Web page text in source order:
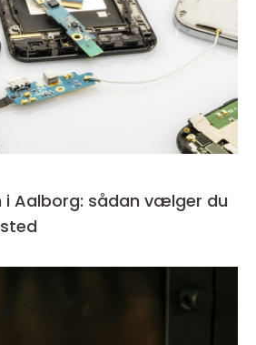
i Aalborg: sådan vælger du